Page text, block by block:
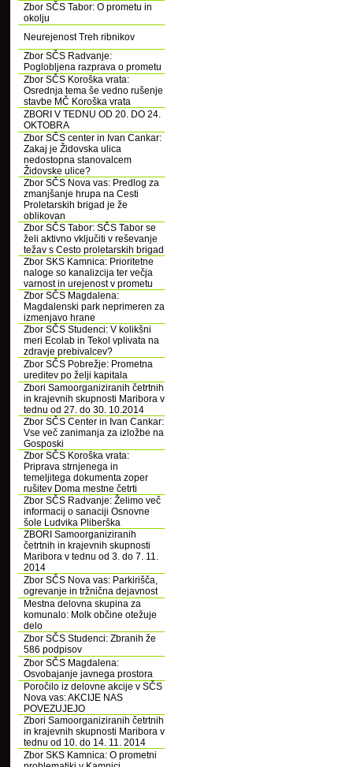
Zbor SČS Tabor: O prometu in
okolju
Neurejenost Treh ribnikov
Zbor SČS Radvanje:
Poglobljena razprava o prometu
Zbor SČS Koroška vrata:
Osrednja tema še vedno rušenje
stavbe MČ Koroška vrata
ZBORI V TEDNU OD 20. DO 24.
OKTOBRA
Zbor SČS center in Ivan Cankar:
Zakaj je Židovska ulica
nedostopna stanovalcem
Židovske ulice?
Zbor SČS Nova vas: Predlog za
zmanjšanje hrupa na Cesti
Proletarskih brigad je že
oblikovan
Zbor SČS Tabor: SČS Tabor se
želi aktivno vključiti v reševanje
težav s Cesto proletarskih brigad
Zbor SKS Kamnica: Prioritetne
naloge so kanalizcija ter večja
varnost in urejenost v prometu
Zbor SČS Magdalena:
Magdalenski park neprimeren za
izmenjavo hrane
Zbor SČS Studenci: V kolikšni
meri Ecolab in Tekol vplivata na
zdravje prebivalcev?
Zbor SČS Pobrežje: Prometna
ureditev po želji kapitala
Zbori Samoorganiziranih četrtnih
in krajevnih skupnosti Maribora v
tednu od 27. do 30. 10.2014
Zbor SČS Center in Ivan Cankar:
Vse več zanimanja za izložbe na
Gosposki
Zbor SČS Koroška vrata:
Priprava strnjenega in
temeljitega dokumenta zoper
rušitev Doma mestne četrti
Zbor SČS Radvanje: Želimo več
informacij o sanaciji Osnovne
šole Ludvika Pliberška
ZBORI Samoorganiziranih
četrtnih in krajevnih skupnosti
Maribora v tednu od 3. do 7. 11.
2014
Zbor SČS Nova vas: Parkirišča,
ogrevanje in tržnična dejavnost
Mestna delovna skupina za
komunalo: Molk občine otežuje
delo
Zbor SČS Studenci: Zbranih že
586 podpisov
Zbor SČS Magdalena:
Osvobajanje javnega prostora
Poročilo iz delovne akcije v SČS
Nova vas: AKCIJE NAS
POVEZUJEJO
Zbori Samoorganiziranih četrtnih
in krajevnih skupnosti Maribora v
tednu od 10. do 14. 11. 2014
Zbor SKS Kamnica: O prometni